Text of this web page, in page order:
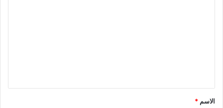
*
الاسم *